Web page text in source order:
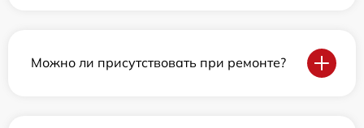
Можно ли присутствовать при ремонте?